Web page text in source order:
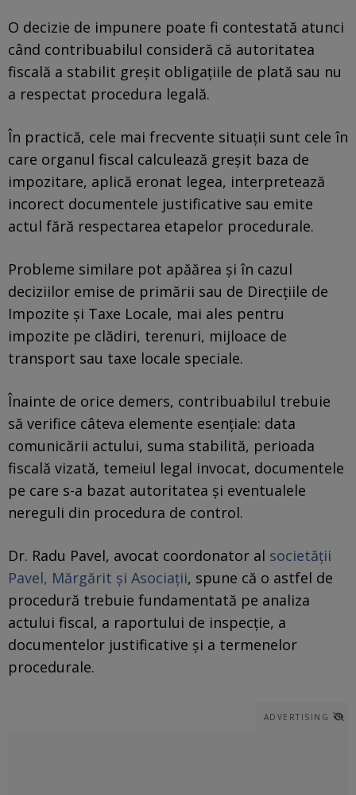
O decizie de impunere poate fi contestată atunci
când contribuabilul consideră că autoritatea
fiscală a stabilit greșit obligațiile de plată sau nu
a respectat procedura legală.
În practică, cele mai frecvente situații sunt cele în
care organul fiscal calculează greșit baza de
impozitare, aplică eronat legea, interpretează
incorect documentele justificative sau emite
actul fără respectarea etapelor procedurale.
Probleme similare pot apăărea și în cazul
deciziilor emise de primării sau de Direcțiile de
Impozite și Taxe Locale, mai ales pentru
impozite pe clădiri, terenuri, mijloace de
transport sau taxe locale speciale.
Înainte de orice demers, contribuabilul trebuie
să verifice câteva elemente esențiale: data
comunicării actului, suma stabilită, perioada
fiscală vizată, temeiul legal invocat, documentele
pe care s-a bazat autoritatea și eventualele
nereguli din procedura de control.
Dr. Radu Pavel, avocat coordonator al societății
Pavel, Mărgărit și Asociații, spune că o astfel de
procedură trebuie fundamentată pe analiza
actului fiscal, a raportului de inspecție, a
documentelor justificative și a termenelor
procedurale.
ADVERTISING